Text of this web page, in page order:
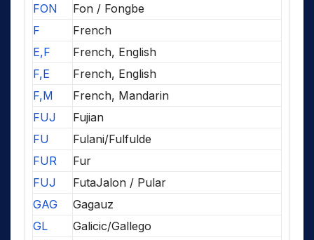
FON
Fon / Fongbe
F
French
E,F
French, English
F,E
French, English
F,M
French, Mandarin
FUJ
Fujian
FU
Fulani/Fulfulde
FUR
Fur
FUJ
FutaJalon / Pular
GAG
Gagauz
GL
Galicic/Gallego